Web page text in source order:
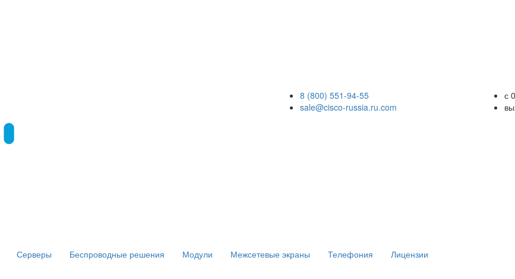
8 (800) 551-94-55
sale@cisco-russia.ru.com
с
Серверы Беспроводные решения Модули Межсетевые экраны Телефония Лицензии